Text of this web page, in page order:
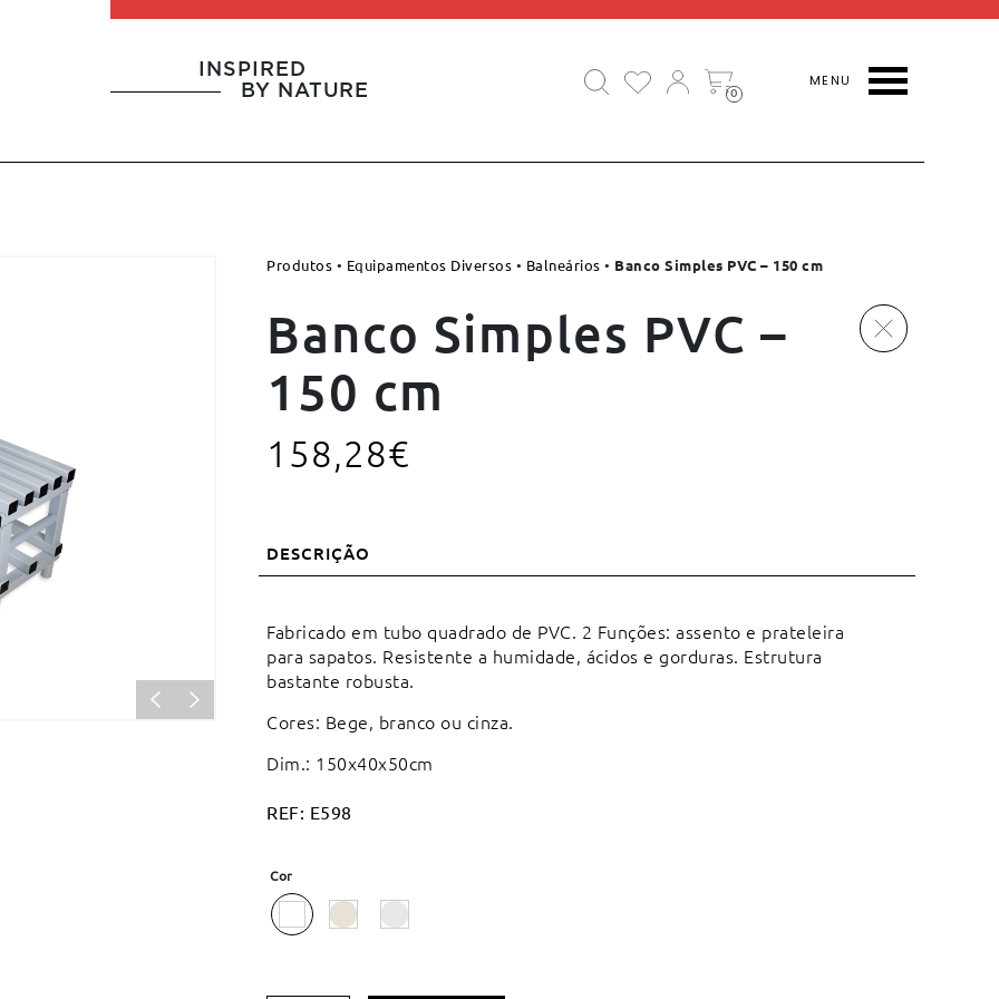
INSPIRED
BY NATURE
0
Produtos • Equipamentos Diversos • Balneários • Banco Simples PVC – 150 cm
Banco Simples PVC –
150 cm
158,28€
DESCRIÇÃO
Fabricado em tubo quadrado de PVC. 2 Funções: assento e prateleira
para sapatos. Resistente a humidade, ácidos e gorduras. Estrutura
bastante robusta.
Cores: Bege, branco ou cinza.
Dim.: 150x40x50cm
REF: E598
Cor